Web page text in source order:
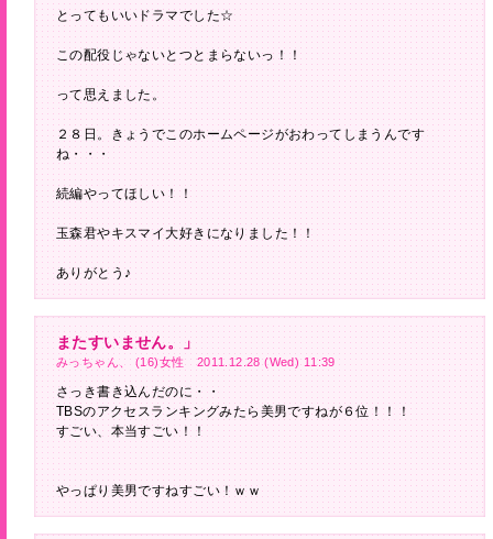
とってもいいドラマでした☆
この配役じゃないとつとまらないっ！！
って思えました。
２８日。きょうでこのホームページがおわってしまうんです
ね・・・
続編やってほしい！！
玉森君やキスマイ大好きになりました！！
ありがとう♪
またすいません。」
みっちゃん、 (16)女性 2011.12.28 (Wed) 11:39
さっき書き込んだのに・・
TBSのアクセスランキングみたら美男ですねが６位！！！
すごい、本当すごい！！
やっぱり美男ですねすごい！ｗｗ